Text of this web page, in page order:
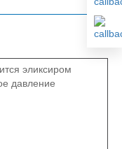
эликсиром
давление